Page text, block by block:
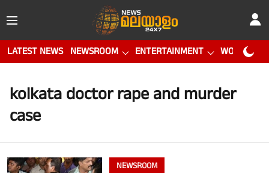
LATEST NEWS NEWSROOM ENTERTAINMENT WORLD CUP
kolkata doctor rape and murder
case
NEWSROOM